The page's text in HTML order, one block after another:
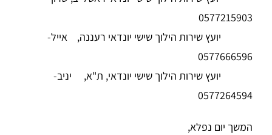
0577215903
יועץ שירות הילוך שישי יונדאי רעננה, אייל-
0577666596
יועץ שירות הילוך שישי יונדאי, ת"א, יניב-
0577264594
המשך יום נפלא,